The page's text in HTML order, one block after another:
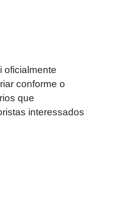
oficialmente
conforme o
que
interessados